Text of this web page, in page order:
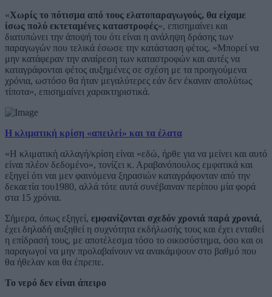
«Χωρίς το πότισμα από τους ελατοπαραγωγούς, θα είχαμε
ίσως πολύ εκτεταμένες καταστροφές», επισημαίνει και
διατυπώνει την άποψή του ότι είναι η ανάληψη δράσης των
παραγωγών που τελικά έσωσε την κατάσταση φέτος. «Μπορεί να
μην κατάφεραν την αναίρεση των καταστροφών και αυτές να
καταγράφονται φέτος αυξημένες σε σχέση με τα προηγούμενα
χρόνια, ωστόσο θα ήταν μεγαλύτερες εάν δεν έκαναν απολύτως
τίποτα», επισημαίνει χαρακτηριστικά.
Η κλιματική κρίση «απειλεί» και τα έλατα
«Η κλιματική αλλαγή/κρίση είναι «εδώ, ήρθε για να μείνει και αυτό
είναι πλέον δεδομένο», τονίζει κ. Αραβανόπουλος εμφατικά και
εξηγεί ότι ναι μεν φαινόμενα ξηρασιών καταγράφονταν από την
δεκαετία του1980, αλλά τότε αυτά συνέβαιναν περίπου μία φορά
στα 15 χρόνια.
Σήμερα, όπως εξηγεί, εμφανίζονται σχεδόν χρονιά παρά χρονιά,
έχει δηλαδή αυξηθεί η συχνότητα εκδήλωσής τους και έχει ενταθεί
η επίδρασή τους, με αποτέλεσμα τόσο το οικοσύστημα, όσο και οι
παραγωγοί να μην προλαβαίνουν να ανακάμψουν στο βαθμό που
θα ήθελαν και θα έπρεπε.
To νερό δεν είναι άπειρο